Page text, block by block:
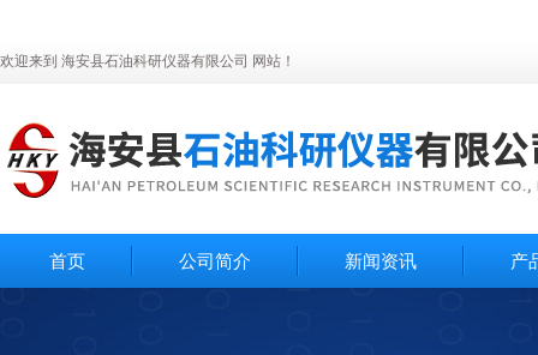
欢迎来到 海安县石油科研仪器有限公司 网站！
首页 公司简介 新闻资讯 产